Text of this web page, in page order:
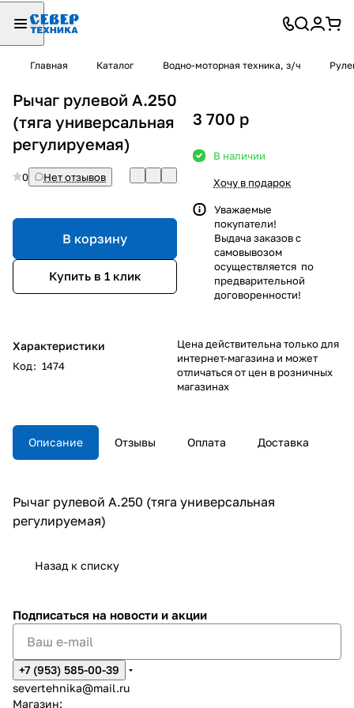
Главная Каталог Водно-моторная техника, з/ч
Рычаг рулевой A.250
(тяга универсальная
регулируемая)
0 Нет отзывов
В корзину
Купить в 1 клик
Характеристики
Код: 1474
3 700 p
В наличии
Хочу в подарок
Уважаемые
покупатели!
Выдача заказов с
самовывозом
осуществляется по
предварительной
договоренности!
Цена действительна только для
интернет-магазина и может
отличаться от цен в розничных
магазинах
Описание Отзывы Оплата Доставка
Рычаг рулевой A.250 (тяга универсальная
регулируемая)
Назад к списку
Подписаться на новости и акции
+7 (953) 585-00-39
severtehnika@mail.ru
Магазин: